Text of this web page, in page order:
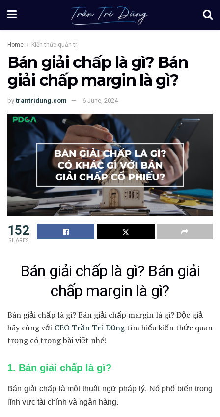
Home Kiến thức quản trị
Bán giải chấp là gì? Bán
giải chấp margin là gì?
by trantridung.com 6 June, 2024
152
SHARES
Bán giải chấp là gì? Bán giải
chấp margin là gì?
Bán giải chấp là gì? Bán giải chấp margin là gì? Độc giả
hãy cùng với CEO Trần Trí Dũngtìm hiểu kiến thức quan
trọng có trong bài viết nhé!
1. Bán giải chấp là gì?
Bán giải chấp là một thuật ngữ pháp lý. Nó phổ biến trong
lĩnh vực tài chính và ngân hàng.